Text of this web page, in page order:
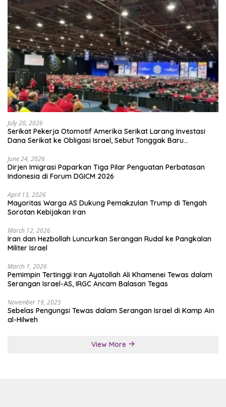
July 20, 2026
Serikat Pekerja Otomotif Amerika Serikat Larang Investasi
Dana Serikat ke Obligasi Israel, Sebut Tonggak Baru
June 24, 2026
Dirjen Imigrasi Paparkan Tiga Pilar Penguatan Perbatasan
Indonesia di Forum DGICM 2026
April 13, 2026
Mayoritas Warga AS Dukung Pemakzulan Trump di Tengah
Sorotan Kebijakan Iran
March 12, 2026
Iran dan Hezbollah Luncurkan Serangan Rudal ke Pangkalan
Militer Israel
March 1, 2026
Pemimpin Tertinggi Iran Ayatollah Ali Khamenei Tewas dalam
Serangan Israel-AS, IRGC Ancam Balasan Tegas
November 19, 2025
Sebelas Pengungsi Tewas dalam Serangan Israel di Kamp Ain
al-Hilweh
View More